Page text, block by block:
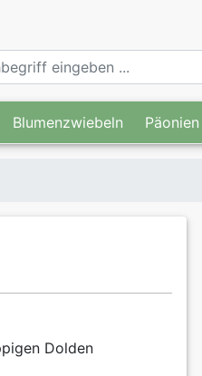
Blumenzwiebeln Päonien
Dolden